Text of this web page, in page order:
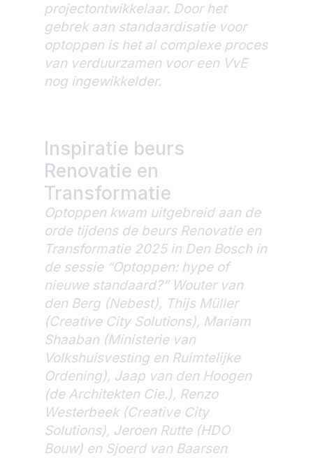
projectontwikkelaar. Door het
gebrek aan standaardisatie voor
optoppen is het al complexe proces
van verduurzamen voor een VvE
nog ingewikkelder.
Inspiratie beurs
Renovatie en
Transformatie
Optoppen kwam uitgebreid aan de
orde tijdens de beurs Renovatie en
Transformatie 2025 in Den Bosch in
de sessie “Optoppen: hype of
nieuwe standaard?” Wouter van
den Berg (Nebest), Thijs Müller
(Creative City Solutions), Mariam
Shaaban (Ministerie van
Volkshuisvesting en Ruimtelijke
Ordening), Jaap van den Hoogen
(de Architekten Cie.), Renzo
Westerbeek (Creative City
Solutions), Jeroen Rutte (HDO
Bouw) en Sjoerd van Baarsen